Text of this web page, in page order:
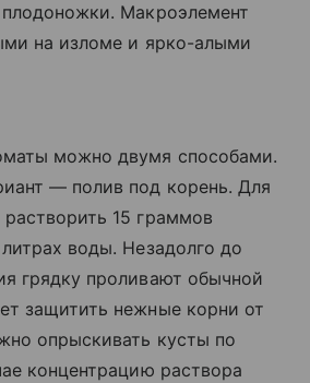
Макроэлемент
на изломе и ярко-алыми
можно двумя способами.
— полив под корень. Для
15 граммов
воды. Незадолго до
грядку проливают обычной
защитить нежные корни от
опрыскивать кусты по
концентрацию раствора